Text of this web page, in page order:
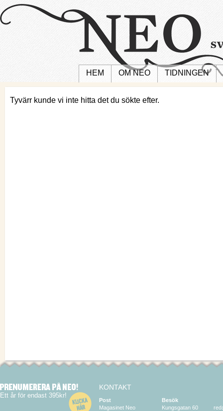
HEM OM NEO TIDNINGEN
Tyvärr kunde vi inte hitta det du sökte efter.
Ett år för endast 395kr!
KONTAKT
Post
Magasinet Neo
Besök
Kungsgatan 60